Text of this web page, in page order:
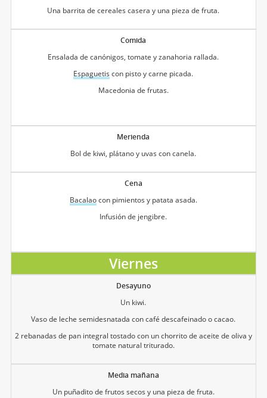
Una barrita de cereales casera y una pieza de fruta.
Comida
Ensalada de canónigos, tomate y zanahoria rallada.
Espaguetis con pisto y carne picada.
Macedonia de frutas.
Merienda
Bol de kiwi, plátano y uvas con canela.
Cena
Bacalaocon pimientos y patata asada.
Infusión de jengibre.
Viernes
Desayuno
Un kiwi.
Vaso de leche semidesnatada con café descafeinado o cacao.
2 rebanadas de pan integral tostado con un chorrito de aceite de oliva y
tomate natural triturado.
Media mañana
Un puñadito de frutos secos y una pieza de fruta.